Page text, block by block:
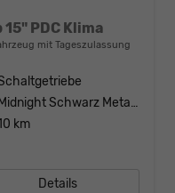
PDC Klima
mit Tageszulassung
Midnight Schwarz Metallic
km
Details